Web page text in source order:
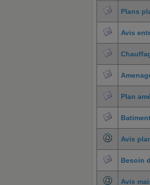
Plans
Avis
Plan
Avis
Besoin
Avis